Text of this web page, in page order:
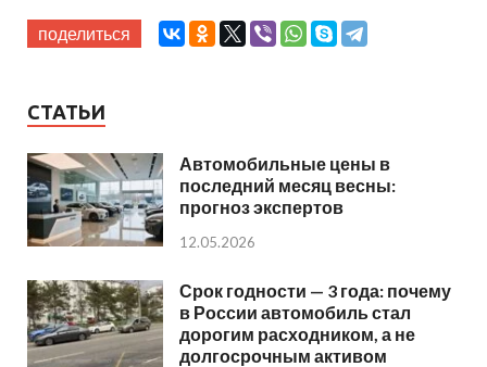
поделиться
СТАТЬИ
Автомобильные цены в
последний месяц весны:
прогноз экспертов
12.05.2026
Срок годности — 3 года: почему
в России автомобиль стал
дорогим расходником, а не
долгосрочным активом